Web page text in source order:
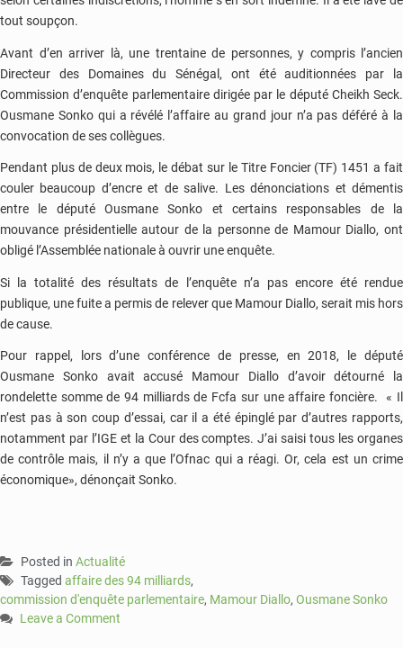
tout soupçon.
Avant d’en arriver là, une trentaine de personnes, y compris l’ancien
Directeur des Domaines du Sénégal, ont été auditionnées par la
Commission d’enquête parlementaire dirigée par le député Cheikh Seck.
Ousmane Sonko qui a révélé l’affaire au grand jour n’a pas déféré à la
convocation de ses collègues.
Pendant plus de deux mois, le débat sur le Titre Foncier (TF) 1451 a fait
couler beaucoup d’encre et de salive. Les dénonciations et démentis
entre le député Ousmane Sonko et certains responsables de la
mouvance présidentielle autour de la personne de Mamour Diallo, ont
obligé l’Assemblée nationale à ouvrir une enquête.
Si la totalité des résultats de l’enquête n’a pas encore été rendue
publique, une fuite a permis de relever que Mamour Diallo, serait mis hors
de cause.
Pour rappel, lors d’une conférence de presse, en 2018, le député
Ousmane Sonko avait accusé Mamour Diallo d’avoir détourné la
rondelette somme de 94 milliards de Fcfa sur une affaire foncière. « Il
n’est pas à son coup d’essai, car il a été épinglé par d’autres rapports,
notamment par l’IGE et la Cour des comptes. J’ai saisi tous les organes
de contrôle mais, il n’y a que l’Ofnac qui a réagi. Or, cela est un crime
économique», dénonçait Sonko.
Posted in Actualité
Tagged affaire des 94 milliards,
commission d'enquête parlementaire, Mamour Diallo, Ousmane Sonko
Leave a Comment